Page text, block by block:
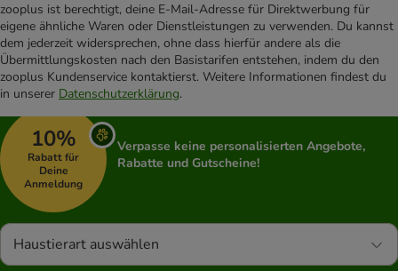
zooplus ist berechtigt, deine E-Mail-Adresse für Direktwerbung für
eigene ähnliche Waren oder Dienstleistungen zu verwenden. Du kannst
dem jederzeit widersprechen, ohne dass hierfür andere als die
Übermittlungskosten nach den Basistarifen entstehen, indem du den
zooplus Kundenservice kontaktierst. Weitere Informationen findest du
in unserer Datenschutzerklärung.
10%
Rabatt für
Deine
Anmeldung
Verpasse keine personalisierten Angebote,
Rabatte und Gutscheine!
Haustierart auswählen